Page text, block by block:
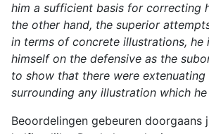
him a sufficient basis for correcting
the other hand, the superior
in terms of concrete illustrations,
himself on the defensive as the
to show that there were extenuating
surrounding any illustration which
Beoordelingen gebeuren doorgaans